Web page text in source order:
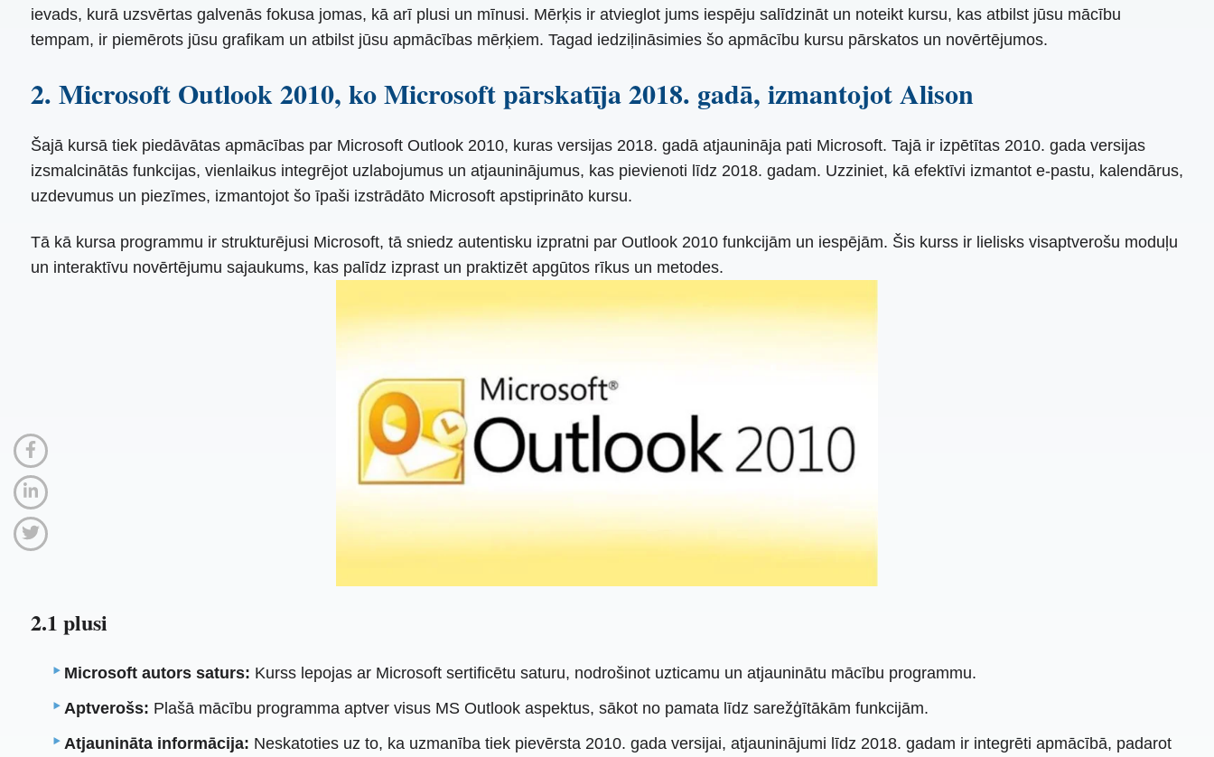
ievads, kurā uzsvērtas galvenās fokusa jomas, kā arī plusi un mīnusi. Mērķis ir atvieglot jums iespēju salīdzināt un noteikt kursu, kas atbilst jūsu mācību
tempam, ir piemērots jūsu grafikam un atbilst jūsu apmācības mērķiem. Tagad iedziļināsimies šo apmācību kursu pārskatos un novērtējumos.
2. Microsoft Outlook 2010, ko Microsoft pārskatīja 2018. gadā, izmantojot Alison
Šajā kursā tiek piedāvātas apmācības par Microsoft Outlook 2010, kuras versijas 2018. gadā atjaunināja pati Microsoft. Tajā ir izpētītas 2010. gada versijas
izsmalcinātās funkcijas, vienlaikus integrējot uzlabojumus un atjauninājumus, kas pievienoti līdz 2018. gadam. Uzziniet, kā efektīvi izmantot e-pastu, kalendārus,
uzdevumus un piezīmes, izmantojot šo īpaši izstrādāto Microsoft apstiprināto kursu.
Tā kā kursa programmu ir strukturējusi Microsoft, tā sniedz autentisku izpratni par Outlook 2010 funkcijām un iespējām. Šis kurss ir lielisks visaptverošu moduļu
un interaktīvu novērtējumu sajaukums, kas palīdz izprast un praktizēt apgūtos rīkus un metodes.
2.1 plusi
Microsoft autors saturs: Kurss lepojas ar Microsoft sertificētu saturu, nodrošinot uzticamu un atjauninātu mācību programmu.
Aptverošs: Plašā mācību programma aptver visus MS Outlook aspektus, sākot no pamata līdz sarežģītākām funkcijām.
Atjaunināta informācija: Neskatoties uz to, ka uzmanība tiek pievērsta 2010. gada versijai, atjauninājumi līdz 2018. gadam ir integrēti apmācībā, padarot